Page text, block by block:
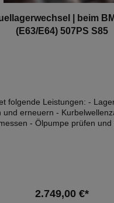
| beim
(E63/E64) 507PS S85
folgende Leistungen: -
und erneuern -
- Ölpumpe prüfen und
Hinweis: Diese Leistung kann2.749,00 €*